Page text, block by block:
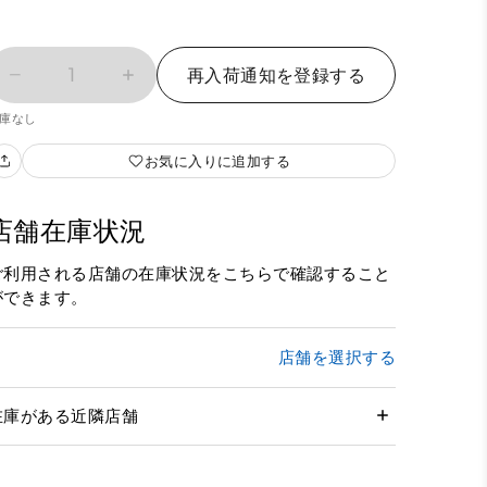
1 再入荷通知を登録する
なし
お気に入りに追加する
舗在庫状況
利用される店舗の在庫状況をこちらで確認すること
きます。
店舗を選択する
庫がある近隣店舗